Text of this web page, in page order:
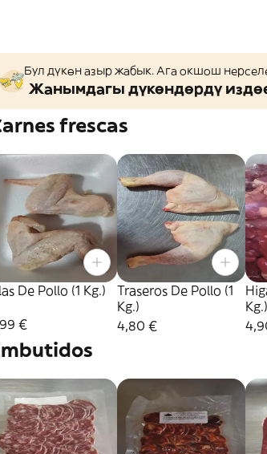
Бул дүкөн азыр жабык. Ага окшош
Жанымдагы дүкөндөрдү
frescas
De Pollo (1 Kg.)
€
Traseros De Pollo (1
Kg.)
4,80 €
Kg.)